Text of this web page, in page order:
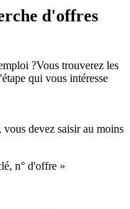
d'offres
?Vous trouverez les
qui vous intéresse
devez saisir au moins
n° d'offre »